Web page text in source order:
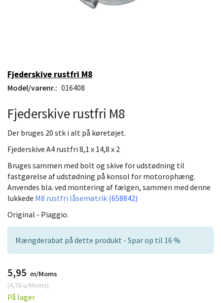
Fjederskive rustfri M8
Model/varenr.: 016408
Fjederskive rustfri M8
Der bruges 20 stk i alt på køretøjet.
Fjederskive A4 rustfri 8,1 x 14,8 x 2
Bruges sammen med bolt og skive for udstødning til
fastgørelse af udstødning på konsol for motorophæng.
Anvendes bla. ved montering af fælgen, sammen med denne
lukkede M8 rustfri låsemøtrik (658842)
Original - Piaggio.
Mængderabat på dette produkt - Spar op til 16 %
5,95 m/Moms
(4,76 u/Moms)
På lager